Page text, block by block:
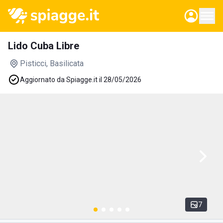
Lido Cuba Libre
Pisticci, Basilicata
Aggiornato da Spiagge.it il 28/05/2026
7